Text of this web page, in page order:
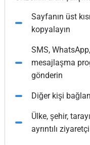
Sayfanın üst
kopyalayın
SMS,
mesajlaşma
gönderin
Diğer kişi
Ülke, şehir,
ayrıntılı